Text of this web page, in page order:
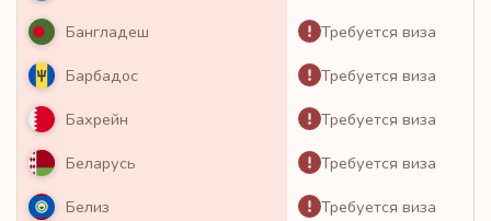
Бангладеш Требуется виза
Барбадос Требуется виза
Бахрейн Требуется виза
Беларусь Требуется виза
Белиз Требуется виза